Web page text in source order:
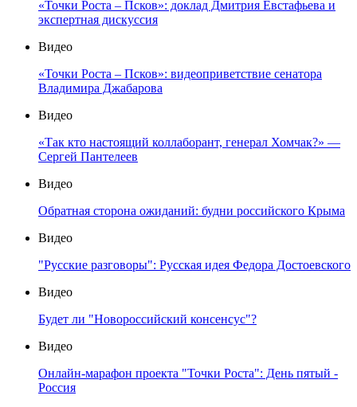
«Точки Роста – Псков»: доклад Дмитрия Евстафьева и
экспертная дискуссия
Видео
«Точки Роста – Псков»: видеоприветствие сенатора
Владимира Джабарова
Видео
«Так кто настоящий коллаборант, генерал Хомчак?» —
Сергей Пантелеев
Видео
Обратная сторона ожиданий: будни российского Крыма
Видео
"Русские разговоры": Русская идея Федора Достоевского
Видео
Будет ли "Новороссийский консенсус"?
Видео
Онлайн-марафон проекта "Точки Роста": День пятый -
Россия